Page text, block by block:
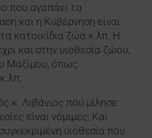
που αγαπάει τα
και η Κυβέρνηση είναι
κατοικίδια ζώα κ.λπ. Η
και στην υιοθεσία ζώου,
Μαξίμου, όπως
κ. Λιβάνιος που μίλησε
είναι νόμιμες; Και
υιοθεσία που